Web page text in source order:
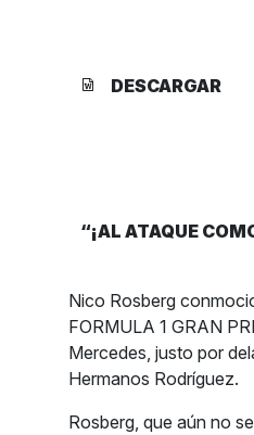
DESCARGAR
“¡AL ATAQUE
Nico Rosberg
FORMULA 1 GRAN
Mercedes, justo por
Hermanos
Rosberg, que aún no